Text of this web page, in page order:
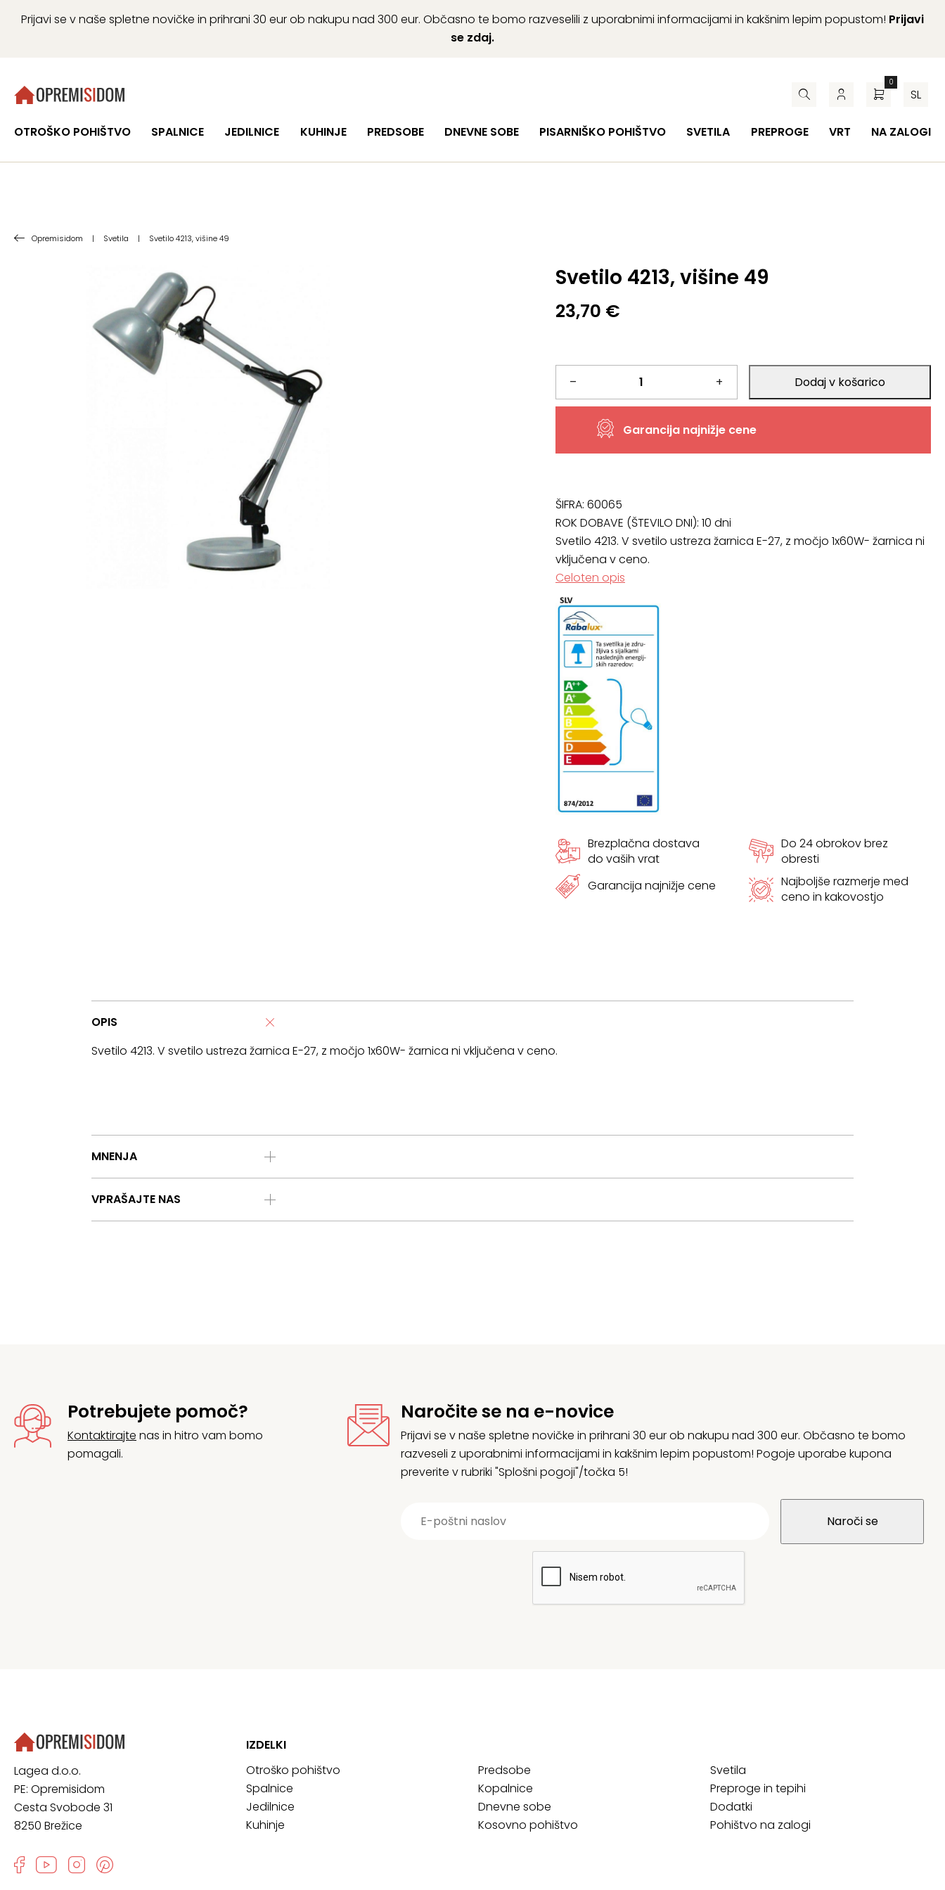
Prijavi se v naše spletne novičke in prihrani 30 eur ob nakupu nad 300 eur. Občasno te bomo razveselili z uporabnimi informacijami in kakšnim lepim popustom! Prijavi
se zdaj.
0
SL
OTROŠKO POHIŠTVO SPALNICE JEDILNICE KUHINJE PREDSOBE DNEVNE SOBE PISARNIŠKO POHIŠTVO SVETILA PREPROGE VRT NA ZALOGI
Opremisidom | Svetila | Svetilo 4213, višine 49
Svetilo 4213, višine 49
23,70 €
–
Svetilo
4213,
količina
+ Dodaj v košarico
Garancija najnižje cene
ŠIFRA: 60065
ROK DOBAVE (ŠTEVILO DNI): 10 dni
Svetilo 4213. V svetilo ustreza žarnica E-27, z močjo 1x60W- žarnica ni
vključena v ceno.
Celoten opis
Brezplačna dostava
do vaših vrat
Do 24 obrokov brez
obresti
Garancija najnižje cene
Najboljše razmerje med
ceno in kakovostjo
OPIS
Svetilo 4213. V svetilo ustreza žarnica E-27, z močjo 1x60W- žarnica ni vključena v ceno.
MNENJA
VPRAŠAJTE NAS
Potrebujete pomoč?
Kontaktirajte nas in hitro vam bomo
pomagali.
Naročite se na e-novice
Prijavi se v naše spletne novičke in prihrani 30 eur ob nakupu nad 300 eur. Občasno te bomo
razveseli z uporabnimi informacijami in kakšnim lepim popustom! Pogoje uporabe kupona
preverite v rubriki "Splošni pogoji"/točka 5!
Lagea d.o.o.
PE: Opremisidom
Cesta Svobode 31
8250 Brežice
IZDELKI
Otroško pohištvo
Spalnice
Jedilnice
Kuhinje
Predsobe
Kopalnice
Dnevne sobe
Kosovno pohištvo
Svetila
Preproge in tepihi
Dodatki
Pohištvo na zalogi